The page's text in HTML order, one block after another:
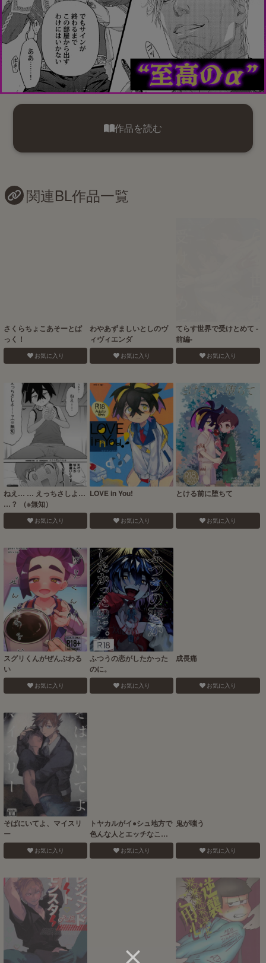
作品を読む
関連BL作品一覧
さくらちょこあそーとぱ
っく！
お気に入り
わやあずましいとしのヴ
ィヴィエンダ
お気に入り
てらす世界で受けとめて -
前編-
お気に入り
ねえ… … えっちさしよ…
…？ （※無知）
お気に入り
LOVE in You!
お気に入り
とける前に堕ちて
お気に入り
スグリくんがぜんぶわる
い
お気に入り
ふつうの恋がしたかった
のに。
お気に入り
成長痛
お気に入り
そばにいてよ、マイスリ
ー
お気に入り
トヤカルがイ●シュ地方で
色んな人とエッチなこと
する本
お気に入り
鬼が嗤う
お気に入り